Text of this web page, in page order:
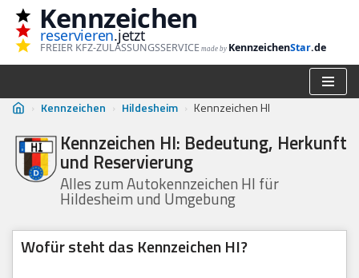
Zum
Inhalt
Kennzeichen
reservieren.jetzt
FREIER KFZ-ZULASSUNGSSERVICE made by KennzeichenStar.de
› Kennzeichen › Hildesheim › Kennzeichen HI
Kennzeichen HI: Bedeutung, Herkunft
und Reservierung
Alles zum Autokennzeichen HI für
Hildesheim und Umgebung
Wofür steht das Kennzeichen HI?